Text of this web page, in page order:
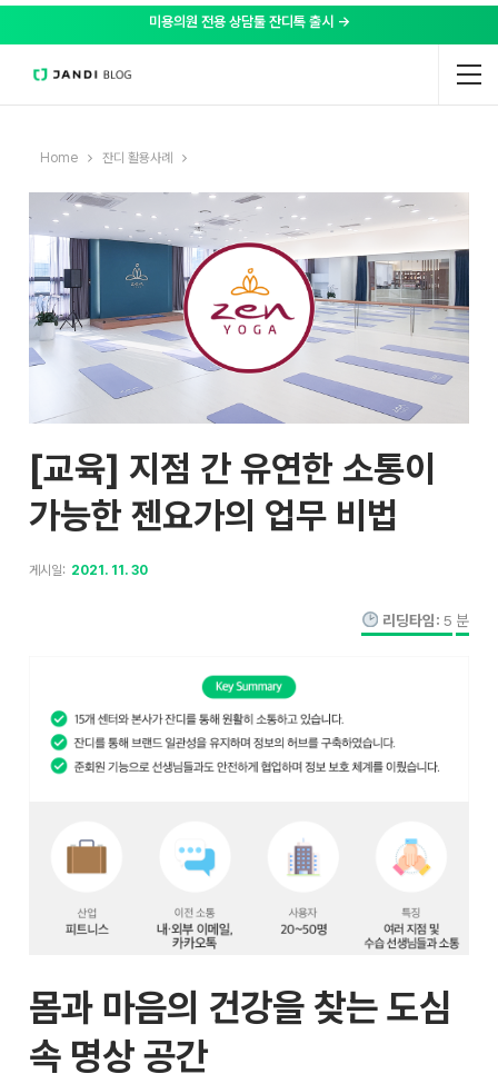
미용의원 전용 상담툴 잔디톡 출시 →
Home 잔디 활용사례
[교육] 지점 간 유연한 소통이
가능한 젠요가의 업무 비법
게시일: 2021. 11. 30
리딩타임: 5 분
몸과 마음의 건강을 찾는 도심
속 명상 공간